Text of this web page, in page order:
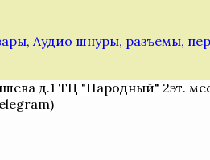
, Аудио шнуры, разъемы,
д.1 ТЦ "Народный" 2эт.